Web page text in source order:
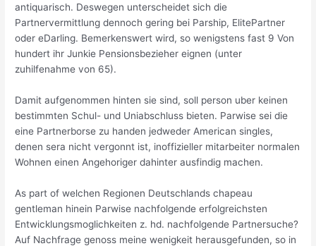
antiquarisch. Deswegen unterscheidet sich die
Partnervermittlung dennoch gering bei Parship, ElitePartner
oder eDarling. Bemerkenswert wird, so wenigstens fast 9 Von
hundert ihr Junkie Pensionsbezieher eignen (unter
zuhilfenahme von 65).
Damit aufgenommen hinten sie sind, soll person uber keinen
bestimmten Schul- und Uniabschluss bieten. Parwise sei die
eine Partnerborse zu handen jedweder American singles,
denen sera nicht vergonnt ist, inoffizieller mitarbeiter normalen
Wohnen einen Angehoriger dahinter ausfindig machen.
As part of welchen Regionen Deutschlands chapeau
gentleman hinein Parwise nachfolgende erfolgreichsten
Entwicklungsmoglichkeiten z. hd. nachfolgende Partnersuche?
Auf Nachfrage genoss meine wenigkeit herausgefunden, so in